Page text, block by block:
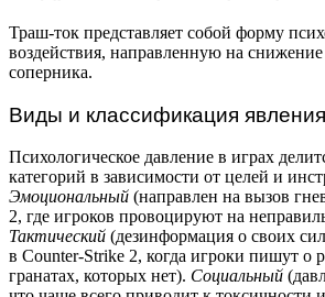
Траш-ток представляет собой форму
воздействия, направленную на
соперника.
Виды и классификация явления
Психологическое давление в играх
категорий в зависимости от целей и
Эмоциональный (направлен на вызов
2, где игроков провоцируют на
Тактический (дезинформация о своих
в Counter-Strike 2, когда игроки пишут о
гранатах, которых нет). Социальный